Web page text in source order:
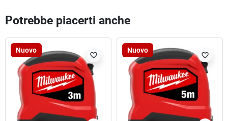
Potrebbe piacerti anche
Nuovo
favorite_border
Nuovo
favorite_border